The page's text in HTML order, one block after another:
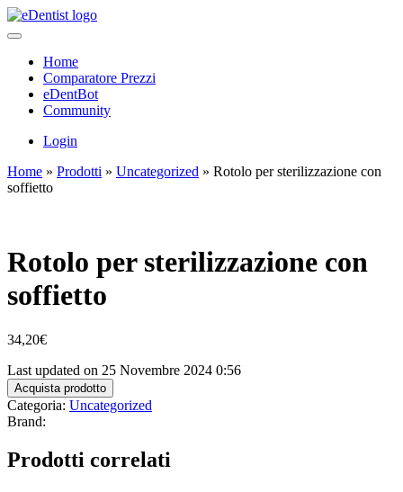
Home
Comparatore Prezzi
eDentBot
Community
Login
Home » Prodotti » Uncategorized » Rotolo per sterilizzazione con
soffietto
Rotolo per sterilizzazione con
soffietto
34,20€
Last updated on 25 Novembre 2024 0:56
Acquista prodotto
Categoria: Uncategorized
Brand:
Prodotti correlati